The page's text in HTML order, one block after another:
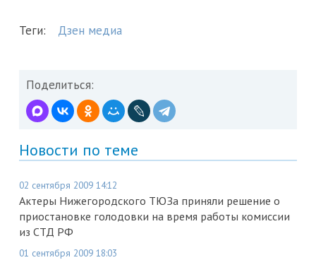
Теги: Дзен медиа
Поделиться:
Новости по теме
02 сентября 2009 14:12
Актеры Нижегородского ТЮЗа приняли решение о
приостановке голодовки на время работы комиссии
из СТД РФ
01 сентября 2009 18:03